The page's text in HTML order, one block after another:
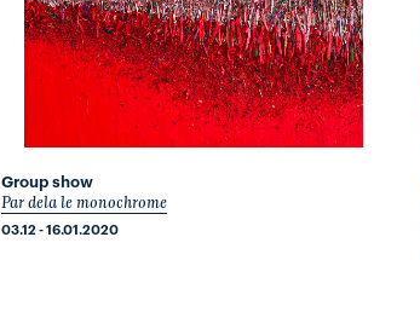
Group show
Par dela le monochrome
03.12 - 16.01.2020